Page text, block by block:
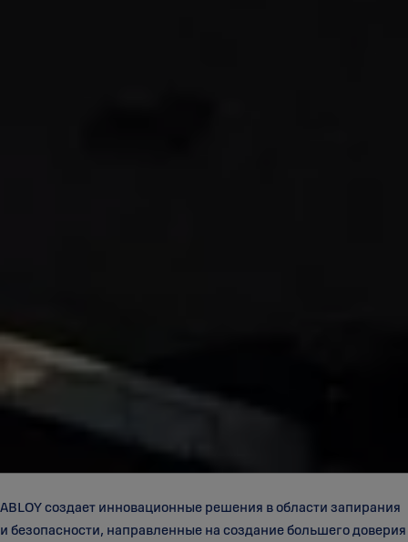
ABLOY создает инновационные решения в области запирания
и безопасности, направленные на создание большего доверия